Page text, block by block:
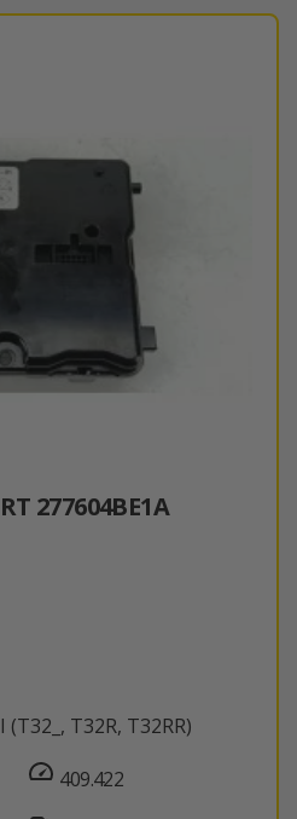
277604BE1A
(T32_, T32R, T32RR)
409.422